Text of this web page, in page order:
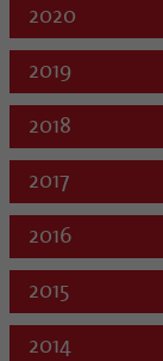
2020
2019
2018
2017
2016
2015
2014